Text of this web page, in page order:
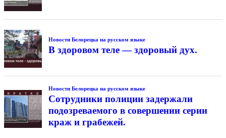
Новости Белорецка на русском языке
В здоровом теле — здоровый дух.
Новости Белорецка на русском языке
Сотрудники полиции задержали
подозреваемого в совершении серии
краж и грабежей.